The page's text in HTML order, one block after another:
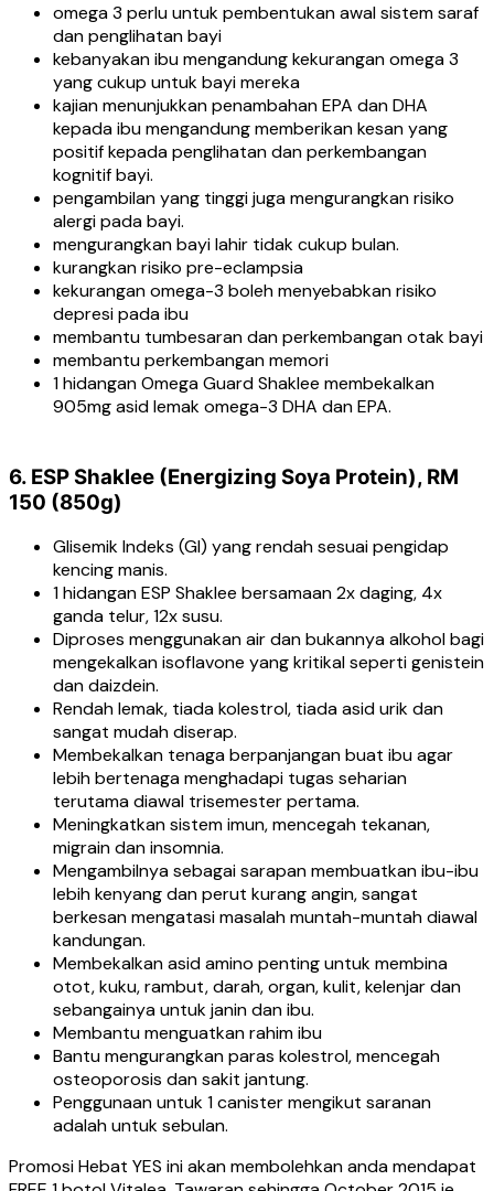
omega 3 perlu untuk pembentukan awal sistem saraf
dan penglihatan bayi
kebanyakan ibu mengandung kekurangan omega 3
yang cukup untuk bayi mereka
kajian menunjukkan penambahan EPA dan DHA
kepada ibu mengandung memberikan kesan yang
positif kepada penglihatan dan perkembangan
kognitif bayi.
pengambilan yang tinggi juga mengurangkan risiko
alergi pada bayi.
mengurangkan bayi lahir tidak cukup bulan.
kurangkan risiko pre-eclampsia
kekurangan omega-3 boleh menyebabkan risiko
depresi pada ibu
membantu tumbesaran dan perkembangan otak bayi
membantu perkembangan memori
1 hidangan Omega Guard Shaklee membekalkan
905mg asid lemak omega-3 DHA dan EPA.
6. ESP Shaklee (Energizing Soya Protein), RM
150 (850g)
Glisemik Indeks (GI) yang rendah sesuai pengidap
kencing manis.
1 hidangan ESP Shaklee bersamaan 2x daging, 4x
ganda telur, 12x susu.
Diproses menggunakan air dan bukannya alkohol bagi
mengekalkan isoflavone yang kritikal seperti genistein
dan daizdein.
Rendah lemak, tiada kolestrol, tiada asid urik dan
sangat mudah diserap.
Membekalkan tenaga berpanjangan buat ibu agar
lebih bertenaga menghadapi tugas seharian
terutama diawal trisemester pertama.
Meningkatkan sistem imun, mencegah tekanan,
migrain dan insomnia.
Mengambilnya sebagai sarapan membuatkan ibu-ibu
lebih kenyang dan perut kurang angin, sangat
berkesan mengatasi masalah muntah-muntah diawal
kandungan.
Membekalkan asid amino penting untuk membina
otot, kuku, rambut, darah, organ, kulit, kelenjar dan
sebangainya untuk janin dan ibu.
Membantu menguatkan rahim ibu
Bantu mengurangkan paras kolestrol, mencegah
osteoporosis dan sakit jantung.
Penggunaan untuk 1 canister mengikut saranan
adalah untuk sebulan.
Promosi Hebat YES ini akan membolehkan anda mendapat